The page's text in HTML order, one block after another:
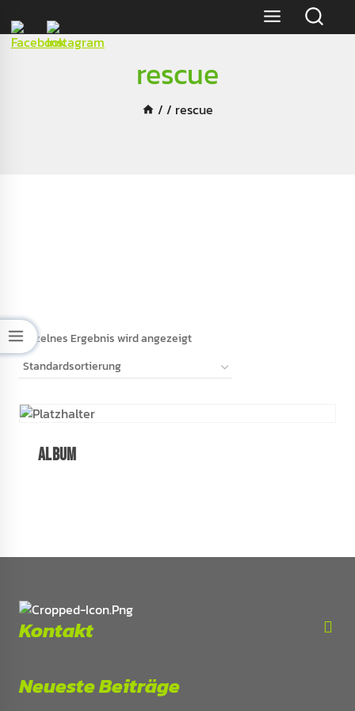
content
rescue
/ / rescue
Einzelnes Ergebnis wird angezeigt
Album
Kontakt
Neueste Beiträge